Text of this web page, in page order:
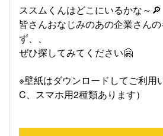
ススムくんはどこにいるかな～🔎
皆さんおなじみのあの企業さん
ず、、
ぜひ探してみてください🤗
※壁紙はダウンロードしてご利用
C、スマホ用2種類あります）